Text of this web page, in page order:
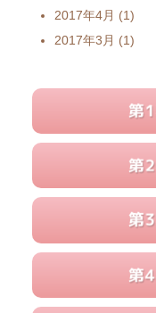
2017年4月 (1)
2017年3月 (1)